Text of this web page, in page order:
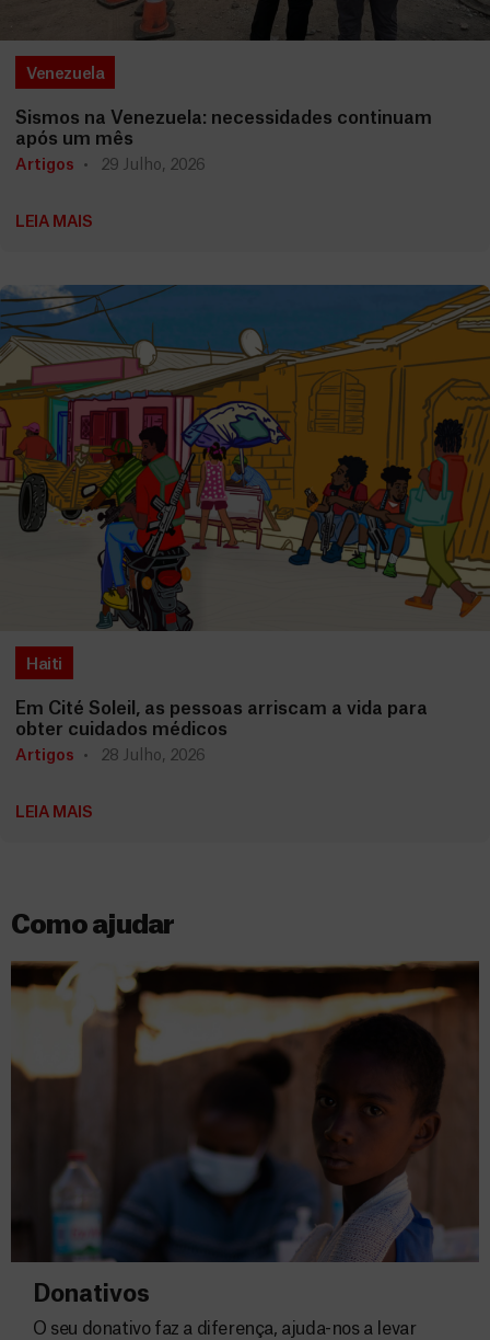
Venezuela
Sismos na Venezuela: necessidades continuam
após um mês
Artigos 29 Julho, 2026
LEIA MAIS
Haiti
Em Cité Soleil, as pessoas arriscam a vida para
obter cuidados médicos
Artigos 28 Julho, 2026
LEIA MAIS
Como ajudar
Donativos
O seu donativo faz a diferença, ajuda-nos a levar